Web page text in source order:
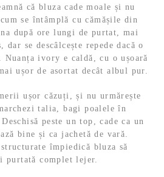
că bluza cade moale și nu
se întâmplă cu cămășile din
după ore lungi de purtat, mai
se descâlcește repede dacă o
Nuanța ivory e caldă, cu o ușoară
ușor de asortat decât albul pur.
ușor căzuți, și nu urmărește
talia, bagi poalele în
peste un top, cade ca un
bine și ca jachetă de vară.
împiedică bluza să
purtată complet lejer.